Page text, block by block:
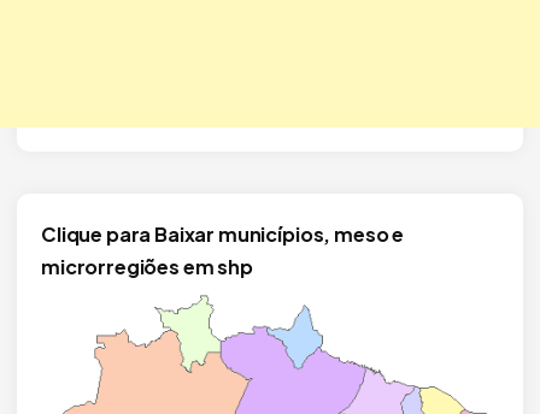
Clique para Baixar municípios, meso e
microrregiões em shp